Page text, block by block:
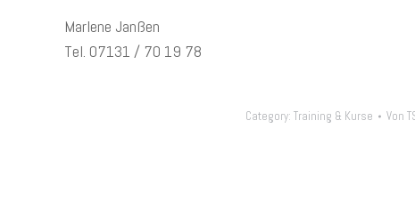
Marlene Janßen
Tel. 07131 / 70 19 78
Category: Training & Kurse Von